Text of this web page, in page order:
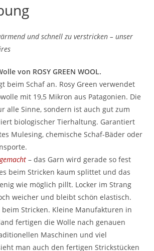
und schnell zu verstricken – unser
von ROSY GREEN WOOL.
beim Schaf an. Rosy Green verwendet
mit 19,5 Mikron aus Patagonien. Die
alle Sinne, sondern ist auch gut zum
biologischer Tierhaltung. Garantiert
Mulesing, chemische Schaf-Bäder oder
– das Garn wird gerade so fest
beim Stricken kaum splittet und das
wie möglich pillt. Locker im Strang
weicher und bleibt schön elastisch.
beim Stricken. Kleine Manufakturen in
fertigen die Wolle nach genauen
Maschinen und viel
man auch den fertigen Strickstücken